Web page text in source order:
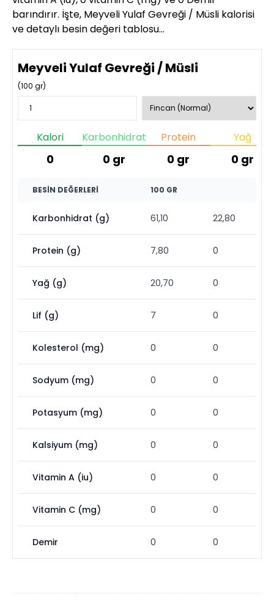
barındırır. İşte, Meyveli Yulaf Gevreği / Müsli kalorisi
ve detaylı besin değeri tablosu…
Meyveli Yulaf Gevreği / Müsli
(100 gr)
Kalori
0
Karbonhidrat
0 gr
Protein
0 gr
Yağ
0 gr
BESIN DEĞERLERI 100 GR
Karbonhidrat (g) 61,10 22,80
Protein (g) 7,80 0
Yağ (g) 20,70 0
Lif (g) 7 0
Kolesterol (mg) 0 0
Sodyum (mg) 0 0
Potasyum (mg) 0 0
Kalsiyum (mg) 0 0
Vitamin A (iu) 0 0
Vitamin C (mg) 0 0
Demir 0 0